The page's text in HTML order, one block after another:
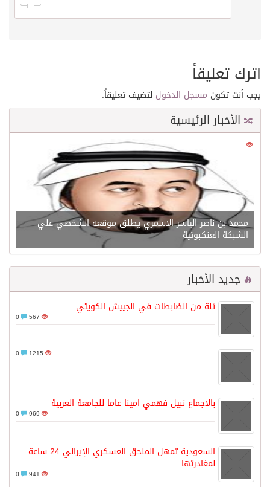
اترك تعليقاً
يجب أنت تكون مسجل الدخول لتضيف تعليقاً.
الأخبار الرئيسية
21541
محمد بن ناصر الياسر الاسمري يطلق موقعه الشخصي علي
الشبكة العنكبوتية
جديد الأخبار
ثلة من الضابطات في الجييش الكويتي
567
1215
بالاجماع نبيل فهمي امينا عاما للجامعة العربية
969
السعودية تمهل الملحق العسكري الإيراني 24 ساعة
لمغادرتها
941